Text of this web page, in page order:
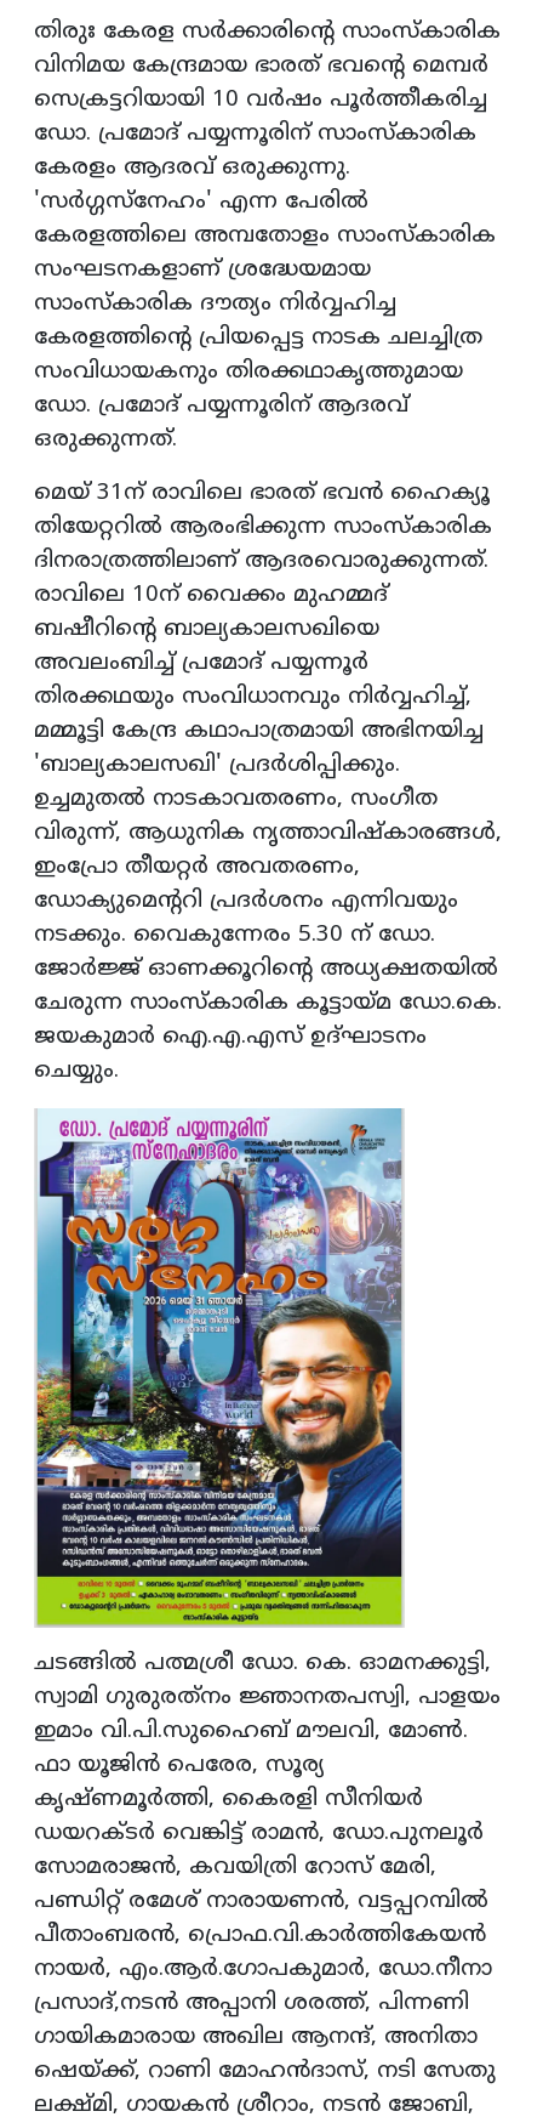
തിരുഃ കേരള സര്‍ക്കാരിന്റെ സാംസ്‌കാരിക
വിനിമയ കേന്ദ്രമായ ഭാരത് ഭവന്റെ മെമ്പര്‍
സെക്രട്ടറിയായി 10 വര്‍ഷം പൂര്‍ത്തീകരിച്ച
ഡോ. പ്രമോദ് പയ്യന്നൂരിന് സാംസ്‌കാരിക
കേരളം ആദരവ് ഒരുക്കുന്നു.
'സര്‍ഗ്ഗസ്‌നേഹം' എന്ന പേരില്‍
കേരളത്തിലെ അമ്പതോളം സാംസ്‌കാരിക
സംഘടനകളാണ് ശ്രദ്ധേയമായ
സാംസ്‌കാരിക ദൗത്യം നിര്‍വ്വഹിച്ച
കേരളത്തിന്റെ പ്രിയപ്പെട്ട നാടക ചലച്ചിത്ര
സംവിധായകനും തിരക്കഥാകൃത്തുമായ
ഡോ. പ്രമോദ് പയ്യന്നൂരിന് ആദരവ്
ഒരുക്കുന്നത്.
മെയ് 31ന് രാവിലെ ഭാരത് ഭവന്‍ ഹൈക്യൂ
തിയേറ്ററില്‍ ആരംഭിക്കുന്ന സാംസ്‌കാരിക
ദിനരാത്രത്തിലാണ് ആദരവൊരുക്കുന്നത്.
രാവിലെ 10ന് വൈക്കം മുഹമ്മദ്
ബഷീറിന്റെ ബാല്യകാലസഖിയെ
അവലംബിച്ച് പ്രമോദ് പയ്യന്നൂര്‍
തിരക്കഥയും സംവിധാനവും നിര്‍വ്വഹിച്ച്,
മമ്മൂട്ടി കേന്ദ്ര കഥാപാത്രമായി അഭിനയിച്ച
'ബാല്യകാലസഖി' പ്രദര്‍ശിപ്പിക്കും.
ഉച്ചമുതല്‍ നാടകാവതരണം, സംഗീത
വിരുന്ന്, ആധുനിക നൃത്താവിഷ്‌കാരങ്ങള്‍,
ഇംപ്രോ തീയറ്റര്‍ അവതരണം,
ഡോക്യുമെന്ററി പ്രദര്‍ശനം എന്നിവയും
നടക്കും. വൈകുന്നേരം 5.30 ന് ഡോ.
ജോര്‍ജ്ജ് ഓണക്കൂറിന്റെ അധ്യക്ഷതയില്‍
ചേരുന്ന സാംസ്‌കാരിക കൂട്ടായ്മ ഡോ.കെ.
ജയകുമാര്‍ ഐ.എ.എസ് ഉദ്ഘാടനം
ചെയ്യും.
ചടങ്ങില്‍ പത്മശ്രീ ഡോ. കെ. ഓമനക്കുട്ടി,
സ്വാമി ഗുരുരത്‌നം ജ്ഞാനതപസ്വി, പാളയം
ഇമാം വി.പി.സുഹൈബ് മൗലവി, മോണ്‍.
ഫാ യൂജിന്‍ പെരേര, സൂര്യ
കൃഷ്ണമൂര്‍ത്തി, കൈരളി സീനിയര്‍
ഡയറക്ടര്‍ വെങ്കിട്ട് രാമന്‍, ഡോ.പുനലൂര്‍
സോമരാജന്‍, കവയിത്രി റോസ് മേരി,
പണ്ഡിറ്റ് രമേശ് നാരായണന്‍, വട്ടപ്പറമ്പില്‍
പീതാംബരന്‍, പ്രൊഫ.വി.കാര്‍ത്തികേയന്‍
നായര്‍, എം.ആര്‍.ഗോപകുമാര്‍, ഡോ.നീനാ
പ്രസാദ്,നടന്‍ അപ്പാനി ശരത്ത്, പിന്നണി
ഗായികമാരായ അഖില ആനന്ദ്, അനിതാ
ഷെയ്ക്ക്, റാണി മോഹന്‍ദാസ്, നടി സേതു
ലക്ഷ്മി, ഗായകന്‍ ശ്രീറാം, നടന്‍ ജോബി,